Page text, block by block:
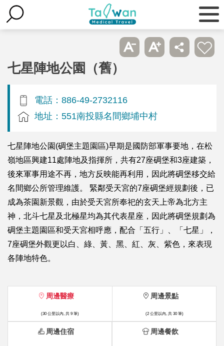
七星陣地公園（舊）
電話：886-49-2732116
地址：551南投縣名間鄉埔中村
七星陣地公園(碉堡主題園區)早期是國防部軍事要地，在松
嶺地區興建11處陣地及指揮所，共有27座碉堡和3座建築，
後來軍事用途不再，地方反映能再利用，因此將碉堡移交給
名間鄉公所管理維護。 緊鄰受天宮的7座碉堡經規劃後，已
成為茶園新景觀，由於受天宮所奉祀的玄天上帝為北方主
神，北斗七星及北極星均為其代表星座，因此將碉堡規劃為
碉堡主題園區和受天宮相呼應，配合「五行」、「七星」，
7座碉堡外觀更以白、綠、黃、黑、紅、灰、紫色，來表現
各陣地特色。
周邊醫療
(30 公里以內, 共 9 筆)
周邊景點
(2 公里以內, 共 30 筆)
周邊住宿 周邊餐飲